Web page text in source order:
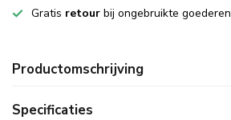
Gratis retour bij ongebruikte goederen
Productomschrijving
Specificaties